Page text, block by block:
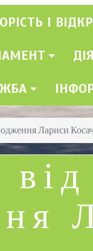
І
Лариси